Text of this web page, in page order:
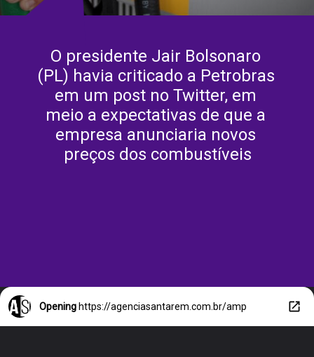
O presidente Jair Bolsonaro
(PL) havia criticado a Petrobras
em um post no Twitter, em
meio a expectativas de que a
empresa anunciaria novos
preços dos combustíveis
Opening https://agenciasantarem.com.br/amp